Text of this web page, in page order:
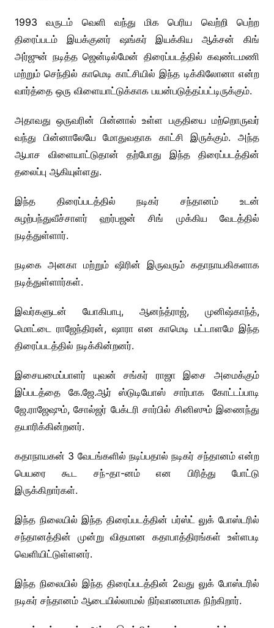
1993 வருடம் வெளி வந்து மிக பெரிய வெற்றி பெற்ற
திரைப்படம் இயக்குனர் ஷங்கர் இயக்கிய ஆக்சன் கிங்
அர்ஜுன் நடித்த ஜென்டில்மேன் திரைப்படத்தில் கவுண்டமணி
மற்றும் செந்தில் காமெடி காட்சியில் இந்த டிக்கிலோனா என்ற
வார்த்தை ஒரு விளையாட்டுக்காக பயன்படுத்தப்பட்டிருக்கும்.
அதாவது ஒருவரின் பின்னால் உள்ள பகுதியை மற்றொருவர்
வந்து பின்னாலேயே மோதுவதாக காட்சி இருக்கும். அந்த
ஆபாச விளையாட்டுதான் தற்போது இந்த திரைப்படத்தின்
தலைப்பு ஆகியுள்ளது.
இந்த திரைப்படத்தில் நடிகர் சந்தானம் உடன்
சுழற்பந்துவீச்சாளர் ஹர்பஜன் சிங் முக்கிய வேடத்தில்
நடித்துள்ளார்.
நடிகை அனகா மற்றும் ஷிரின் இருவரும் கதாநாயகிகளாக
நடித்துள்ளார்கள்.
இவர்களுடன் யோகிபாபு, ஆனந்த்ராஜ், முனிஷ்காந்த்,
மொட்டை ராஜேந்திரன், ஷாரா என காமெடி பட்டாளமே இந்த
திரைப்படத்தில் நடிக்கின்றனர்.
இசையமைப்பாளர் யுவன் சங்கர் ராஜா இசை அமைக்கும்
இப்படத்தை கே.ஜே.ஆர் ஸ்டுடியோஸ் சார்பாக கோட்டப்பாடி
ஜே.ராஜேஷும், சோல்ஜர் பேக்டரி சார்பில் சினிஸும் இணைந்து
தயாரிக்கின்றனர்.
கதாநாயகன் 3 வேடங்களில் நடிப்பதால் நடிகர் சந்தானம் என்ற
பெயரை கூட சந்-தா-னம் என பிரித்து போட்டு
இருக்கிறார்கள்.
இந்த நிலையில் இந்த திரைப்படத்தின் பர்ஸ்ட் லுக் போஸ்டரில்
சந்தானத்தின் முன்று விதமான கதாபாத்திரங்கள் உள்ளபடி
வெளியிட்டுள்ளனர்.
இந்த நிலையில் இந்த திரைப்படத்தின் 2வது லுக் போஸ்டரில்
நடிகர் சந்தானம் ஆடையில்லாமல் நிர்வாணமாக நிற்கிறார்.